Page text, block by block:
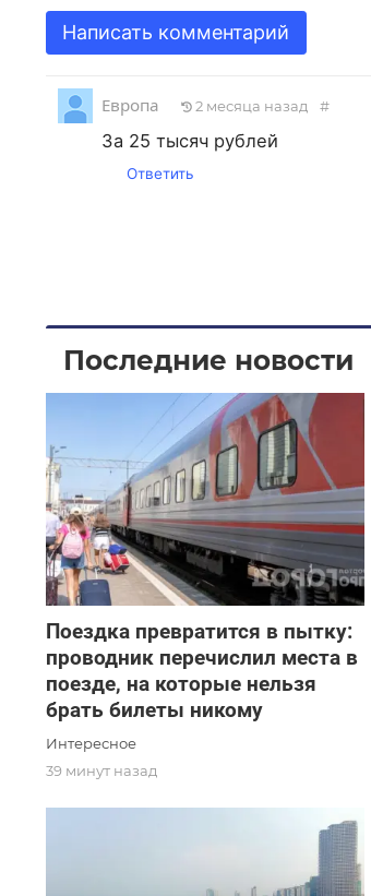
Написать комментарий
Европа 2 месяца назад #
За 25 тысяч рублей
Ответить
Последние новости
Поездка превратится в пытку:
проводник перечислил места в
поезде, на которые нельзя
брать билеты никому
Интересное
39 минут назад